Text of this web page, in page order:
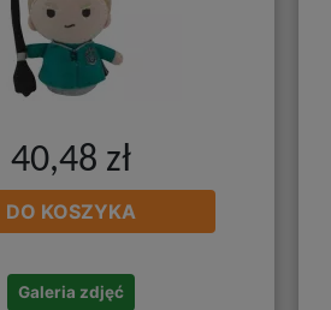
40,48 zł
DO KOSZYKA
Galeria zdjęć